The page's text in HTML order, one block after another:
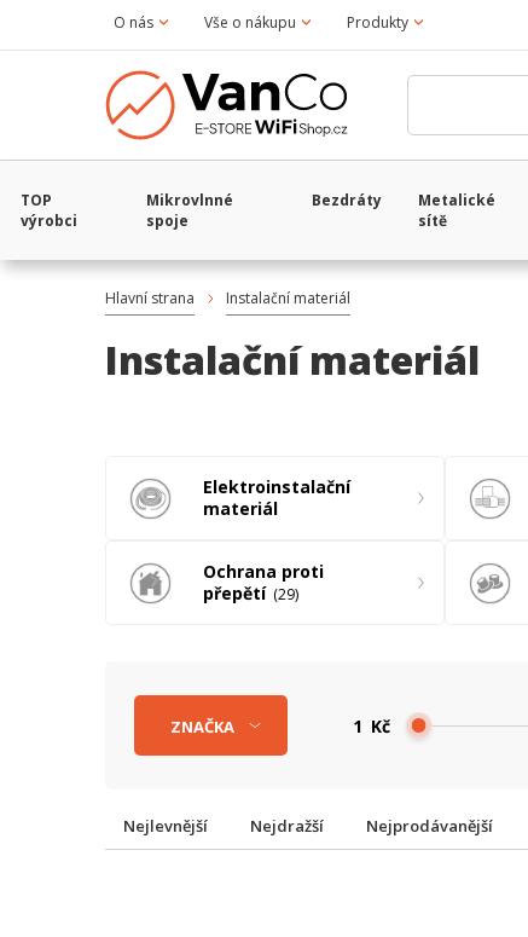
O nás Vše o nákupu Produkty
TOP
výrobci
Mikrovlnné
spoje
Bezdráty
Metalické
sítě
Hlavní strana Instalační materiál
Instalační materiál
Elektroinstalační
materiál
Ochrana proti
přepětí 29
Kč
ZNAČKA
Nejlevnější Nejdražší Nejprodávanější